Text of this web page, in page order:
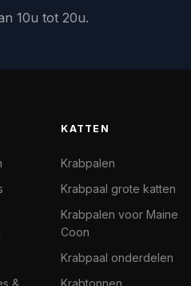
10u tot 20u.
&
KATTEN
Krabpalen
Krabpaal grote katten
Krabpalen voor Maine
Coon
Krabpaal onderdelen
Krabtonnen